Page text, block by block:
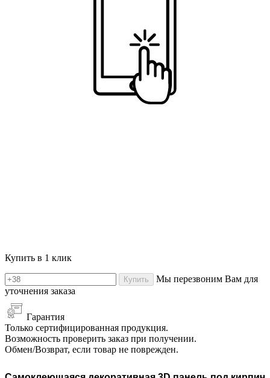
Купить в 1 клик
Купить
Мы перезвоним Вам для
уточнения заказа
Гарантия
Только сертифицированная продукция.
Возможность проверить заказ при получении.
Обмен/Возврат, если товар не поврежден.